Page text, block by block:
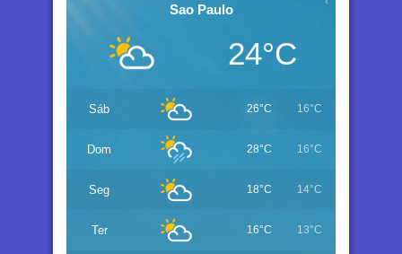
Sao Paulo
24°C
Sáb 26°C 16°C
Dom 28°C 16°C
Seg 18°C 14°C
Ter 16°C 13°C